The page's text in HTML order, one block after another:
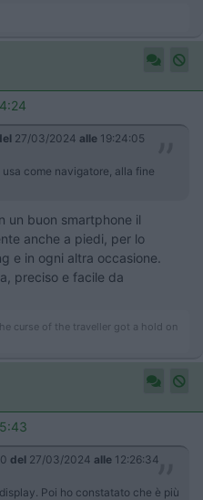
27/03/2024 alle 19:24:05
come navigatore, alla fine
un buon smartphone il
anche a piedi, per lo
e in ogni altra occasione.
preciso e facile da
curse of the traveller got a hold on
del 27/03/2024 alle 12:26:34
Poi ho constatato che è più